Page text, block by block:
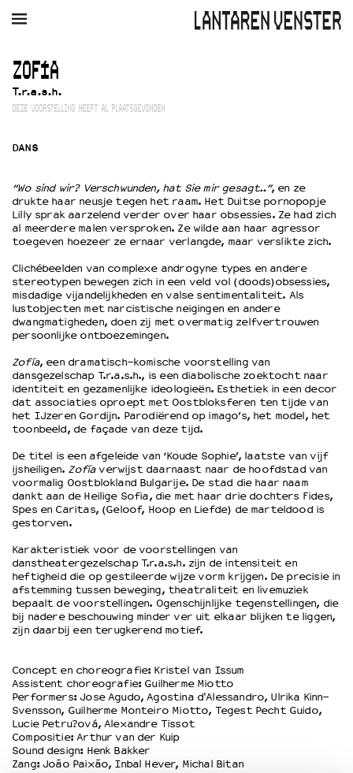
AGENDA
Winkelmandje
Kaartverkoop
Schoolvoorstellingen
Filmprogramma’s Primair Onderwijs
Filmprogramma’s VO/MBO
Speciale educatieprogramma’s
OVER LANTARENVENSTER
Wat we doen
Werken bij
Wie is wie
Word vriend
Historie
Partners
Huisregels
Privacyverklaring
Integriteits- en gedragscode
Duurzaamheid
Culturele boycot Israël
Ruimte voor artistieke vrijheid – VNPF
ZOFÍA
T.r.a.s.h.
DEZE VOORSTELLING HEEFT AL PLAATSGEVONDEN
DANS
“Wo sind wir? Verschwunden, hat Sie mir gesagt..”, en ze
drukte haar neusje tegen het raam. Het Duitse pornopopje
Lilly sprak aarzelend verder over haar obsessies. Ze had zich
al meerdere malen versproken. Ze wilde aan haar agressor
toegeven hoezeer ze ernaar verlangde, maar verslikte zich.
Clichébeelden van complexe androgyne types en andere
stereotypen bewegen zich in een veld vol (doods)obsessies,
misdadige vijandelijkheden en valse sentimentaliteit. Als
lustobjecten met narcistische neigingen en andere
dwangmatigheden, doen zij met overmatig zelfvertrouwen
persoonlijke ontboezemingen.
Zofía, een dramatisch-komische voorstelling van
dansgezelschap T.r.a.s.h., is een diabolische zoektocht naar
identiteit en gezamenlijke ideologieën. Esthetiek in een decor
dat associaties oproept met Oostbloksferen ten tijde van
het IJzeren Gordijn. Parodiërend op imago’s, het model, het
toonbeeld, de façade van deze tijd.
De titel is een afgeleide van ‘Koude Sophie’, laatste van vijf
ijsheiligen. Zofíaverwijst daarnaast naar de hoofdstad van
voormalig Oostblokland Bulgarije. De stad die haar naam
dankt aan de Heilige Sofia, die met haar drie dochters Fides,
Spes en Caritas, (Geloof, Hoop en Liefde) de marteldood is
gestorven.
Karakteristiek voor de voorstellingen van
danstheatergezelschap T.r.a.s.h. zijn de intensiteit en
heftigheid die op gestileerde wijze vorm krijgen. De precisie in
afstemming tussen beweging, theatraliteit en livemuziek
bepaalt de voorstellingen. Ogenschijnlijke tegenstellingen, die
bij nadere beschouwing minder ver uit elkaar blijken te liggen,
zijn daarbij een terugkerend motief.
Concept en choreografie: Kristel van Issum
Assistent choreografie: Guilherme Miotto
Performers: Jose Agudo, Agostina d'Alessandro, Ulrika Kinn-
Svensson, Guilherme Monteiro Miotto, Tegest Pecht Guido,
Lucie Petru?ová, Alexandre Tissot
Compositie: Arthur van der Kuip
Sound design: Henk Bakker
Zang: João Paixão, Inbal Hever, Michal Bitan